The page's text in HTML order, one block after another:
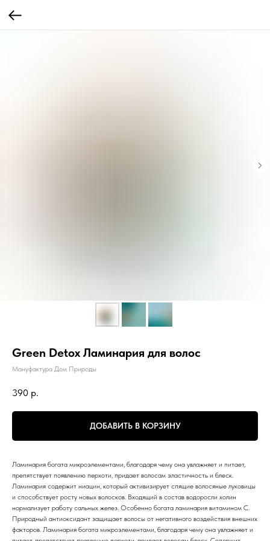
Green Detox Ламинария для волос
Мануфактура Дом Природы
390 р.
ДОБАВИТЬ В КОРЗИНУ
Ламинария богата микроэлементами, благодаря чему она увлажняет и питает,
препятствует появлению перхоти, придает волосам эластичность и блеск.
Ламинария содержит ниацин, который активизирует спящие волосяные луковицы
и способствует росту новых волосков. Входящий в состав водоросли холин
нормализует работу сальных желез. Особенно богата ламинария витамином С.
Природный антиоксидант защищает волосы от негативного воздействия внешних
факторов. Ламинария богата микроэлементами, благодаря чему она увлажняет и